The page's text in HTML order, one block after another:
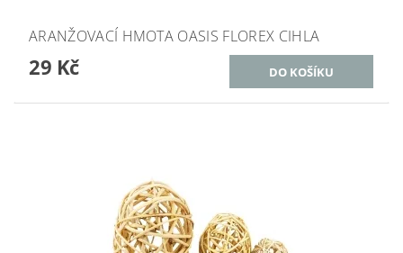
ARANŽOVACÍ HMOTA OASIS FLOREX CIHLA
29 Kč